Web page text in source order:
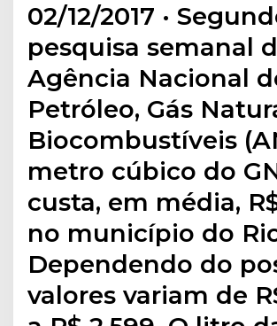
02/12/2017 ·
pesquisa semanal
Agência Nacional
Petróleo, Gás
Biocombustíveis
metro cúbico do
custa, em média,
no município do
Dependendo do
valores variam de